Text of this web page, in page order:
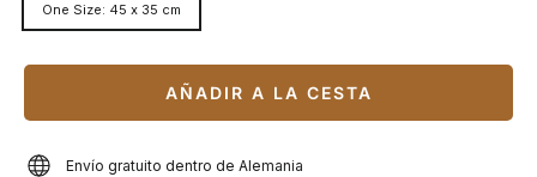
One Size: 45 x 35 cm
AÑADIR A LA CESTA
Envío gratuito dentro de Alemania